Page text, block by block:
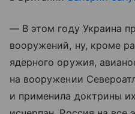
— В этом году Украина
вооружений, ну, кроме
ядерного оружия,
на вооружении
и применила доктрины